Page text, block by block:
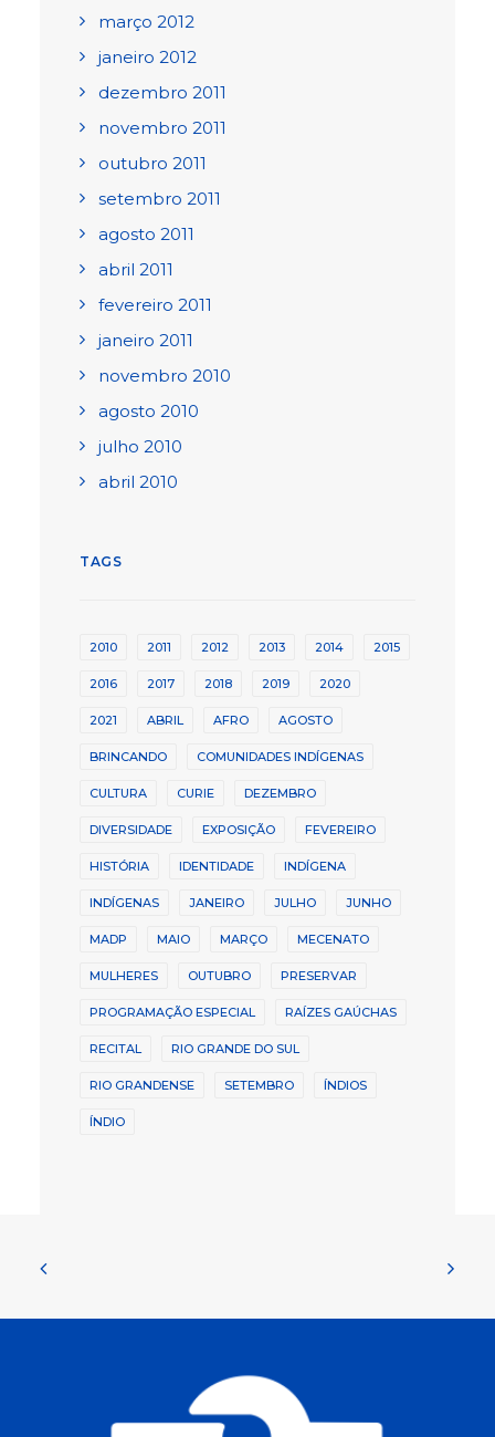
março 2012
janeiro 2012
dezembro 2011
novembro 2011
outubro 2011
setembro 2011
agosto 2011
abril 2011
fevereiro 2011
janeiro 2011
novembro 2010
agosto 2010
julho 2010
abril 2010
TAGS
2010 2011 2012 2013 2014 2015
2016 2017 2018 2019 2020
2021 ABRIL AFRO AGOSTO
BRINCANDO COMUNIDADES INDÍGENAS
CULTURA CURIE DEZEMBRO
DIVERSIDADE EXPOSIÇÃO FEVEREIRO
HISTÓRIA IDENTIDADE INDÍGENA
INDÍGENAS JANEIRO JULHO JUNHO
MADP MAIO MARÇO MECENATO
MULHERES OUTUBRO PRESERVAR
PROGRAMAÇÃO ESPECIAL RAÍZES GAÚCHAS
RECITAL RIO GRANDE DO SUL
RIO GRANDENSE SETEMBRO ÍNDIOS
ÍNDIO